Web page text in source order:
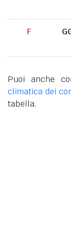
F
Puoi anche
climatica dei
tabella.